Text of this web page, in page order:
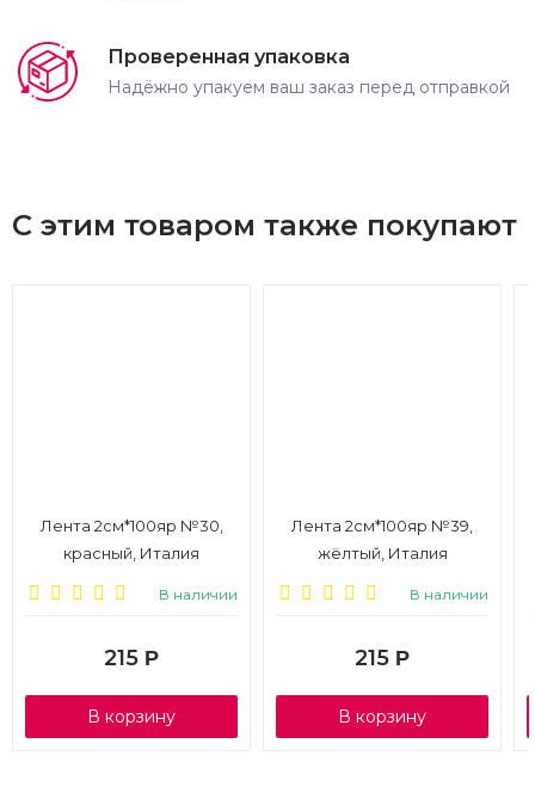
Проверенная упаковка
Надёжно упакуем ваш заказ перед отправкой
С этим товаром также покупают
Лента 2см*100яр №30,
красный, Италия
В наличии
215 Р
В корзину
Лента 2см*100яр №39,
жёлтый, Италия
В наличии
215 Р
В корзину